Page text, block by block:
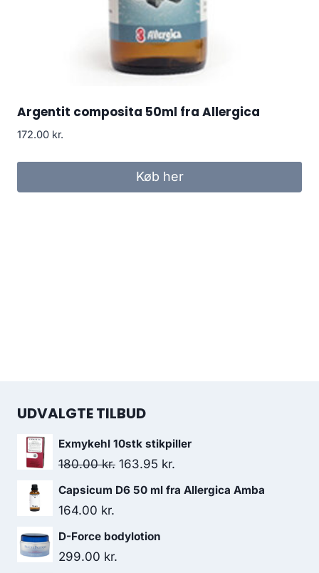
Argentit composita 50ml fra Allergica
172.00 kr.
Køb her
UDVALGTE TILBUD
Exmykehl 10stk stikpiller
180.00kr. Den
oprindelige
163.95 kr.
aktuelle
Capsicum D6 50 ml fra Allergica Amba
164.00 kr.
D-Force bodylotion
299.00 kr.